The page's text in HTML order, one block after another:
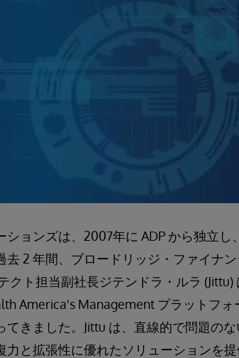
ョンズは、2007年に ADP から独立し
2 年間、ブロードリッジ・ファイナン
ト担当副社長ジテンドラ・ルラ (Jittu)
America's Management プラットフォ
きました。Jittu は、直線的で問題の
と拡張性に優れたソリューションを